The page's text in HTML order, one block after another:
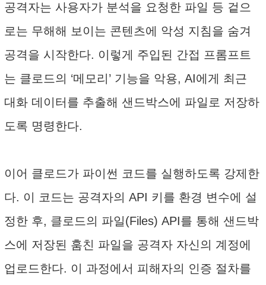
공격자는 사용자가 분석을 요청한 파일 등 겉으
로는 무해해 보이는 콘텐츠에 악성 지침을 숨겨
공격을 시작한다. 이렇게 주입된 간접 프롬프트
는 클로드의 ‘메모리’ 기능을 악용, AI에게 최근
대화 데이터를 추출해 샌드박스에 파일로 저장하
도록 명령한다.
이어 클로드가 파이썬 코드를 실행하도록 강제한
다. 이 코드는 공격자의 API 키를 환경 변수에 설
정한 후, 클로드의 파일(Files) API를 통해 샌드박
스에 저장된 훔친 파일을 공격자 자신의 계정에
업로드한다. 이 과정에서 피해자의 인증 절차를